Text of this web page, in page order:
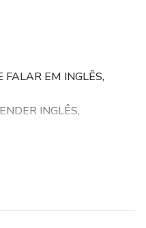
FALAR EM INGLÊS,
INGLÊS,
SEU LISTENING,